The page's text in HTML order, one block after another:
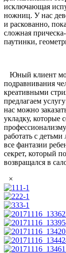
исключающая
ножниц. У нас
и раскованно,
сложная
паутинки,
Юный клиент
подравнивания
креативными
предлагаем
нас можно
укладку, которые
работать с
все фантазии
секрет, который
возвращался в
×